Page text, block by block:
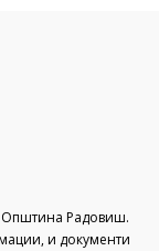
Општина Радовиш.
и документи